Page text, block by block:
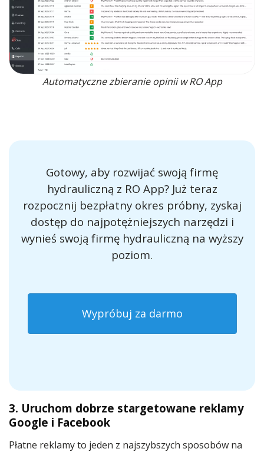
Automatyczne zbieranie opinii w RO App
Gotowy, aby rozwijać swoją firmę
hydrauliczną z RO App? Już teraz
rozpocznij bezpłatny okres próbny, zyskaj
dostęp do najpotężniejszych narzędzi i
wynieś swoją firmę hydrauliczną na wyższy
poziom.
Wypróbuj za darmo
3. Uruchom dobrze stargetowane reklamy
Google i Facebook
Płatne reklamy to jeden z najszybszych sposobów na